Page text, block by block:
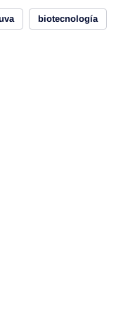
biotecnología